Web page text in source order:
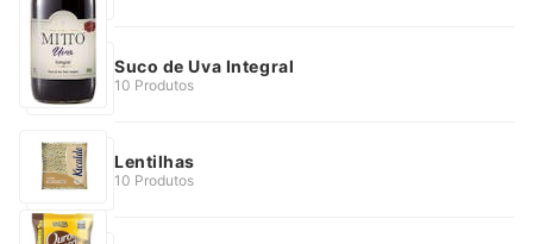
Suco de Uva Integral
10 Produtos
Lentilhas
10 Produtos